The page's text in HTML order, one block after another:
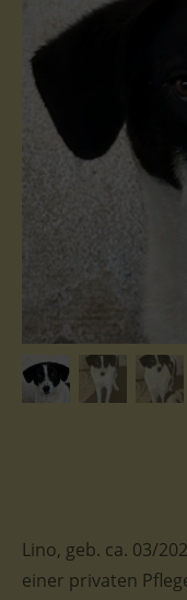
Lino, geb. ca. 03/
einer privaten